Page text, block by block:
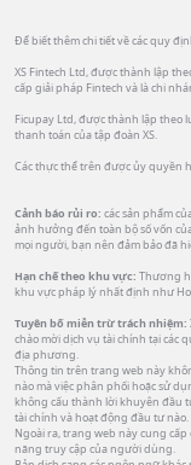
Để biết thêm chi tiết về các quy
XS Fintech Ltd, được thành lập
cấp giải pháp Fintech và là chi
Ficupay Ltd, được thành lập theo
thanh toán của tập đoàn XS.
Các thực thể trên được ủy quyền
Cảnh báo rủi ro: các sản phẩm
ảnh hưởng đến toàn bộ số vốn
mọi người, bạn nên đảm bảo đã
Hạn chế theo khu vực: Thương
khu vực pháp lý nhất định như
Tuyên bố miễn trừ trách nhiệm:
chào mời dịch vụ tài chính tại các
địa phương.
Thông tin trên trang web này
nào mà việc phân phối hoặc sử
không cấu thành lời khuyên đầu
tài chính và hoạt động đầu tư nào.
Ngoài ra, trang web này cung
năng truy cập của người dùng.